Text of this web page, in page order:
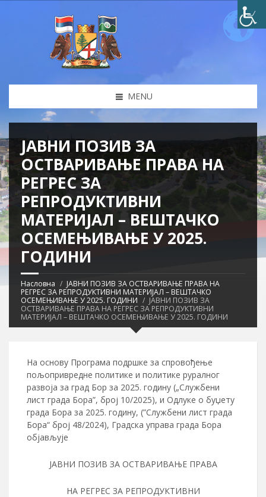
MENU
ЈАВНИ ПОЗИВ ЗА
ОСТВАРИВАЊЕ ПРАВА НА
РЕГРЕС ЗА
РЕПРОДУКТИВНИ
МАТЕРИЈАЛ – ВЕШТАЧКО
ОСЕМЕЊИВАЊЕ У 2025.
ГОДИНИ
Насловна
ЈАВНИ ПОЗИВ ЗА ОСТВАРИВАЊЕ ПРАВА НА
РЕГРЕС ЗА РЕПРОДУКТИВНИ МАТЕРИЈАЛ – ВЕШТАЧКО
ОСЕМЕЊИВАЊЕ У 2025. ГОДИНИ
ЈАВНИ ПОЗИВ ЗА
ОСТВАРИВАЊЕ ПРАВА НА РЕГРЕС ЗА РЕПРОДУКТИВНИ
МАТЕРИЈАЛ – ВЕШТАЧКО ОСЕМЕЊИВАЊЕ У 2025. ГОДИНИ
На основу Програма подршке за спровођење
пољопривредне политике и политике руралног
развоја за град Бор за 2025. годину („Службени
лист града Бора”, број 10/2025), и Одлуке о буџету
града Бора за 2025. годину, (”Службени лист града
Бора“ број 48/2024), Градска управа града Бора
објављује
ЈАВНИ ПОЗИВ ЗА ОСТВАРИВАЊЕ ПРАВА
НА РЕГРЕС ЗА РЕПРОДУКТИВНИ